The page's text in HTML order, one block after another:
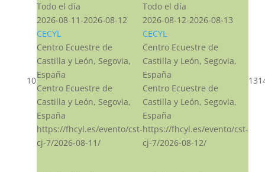
10
Todo el día
2026-08-11-2026-08-12
CECYL
Centro Ecuestre de
Castilla y León, Segovia,
España
Centro Ecuestre de
Castilla y León, Segovia,
España
https://fhcyl.es/evento/cst-
cj-7/2026-08-11/
Todo el día
2026-08-12-2026-08-13
CECYL
Centro Ecuestre de
Castilla y León, Segovia,
España
Centro Ecuestre de
Castilla y León, Segovia,
España
https://fhcyl.es/evento/cst-
cj-7/2026-08-12/
13